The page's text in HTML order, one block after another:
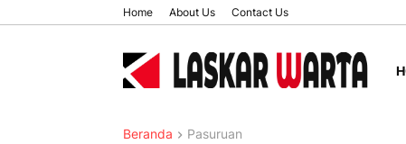
Home About Us Contact Us
Beranda Pasuruan